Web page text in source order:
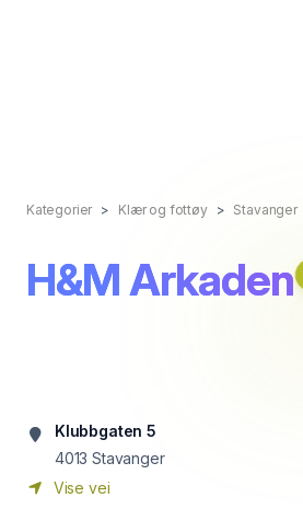
Kategorier Klær og fottøy Stavanger
H&M Arkaden
Klubbgaten 5
4013 Stavanger
Vise vei